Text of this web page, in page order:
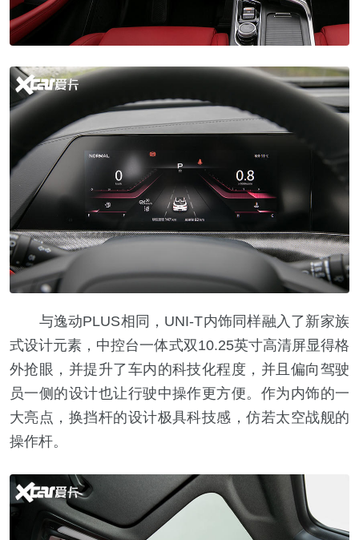
与逸动PLUS相同，UNI-T内饰同样融入了新家族
式设计元素，中控台一体式双10.25英寸高清屏显得格
外抢眼，并提升了车内的科技化程度，并且偏向驾驶
员一侧的设计也让行驶中操作更方便。作为内饰的一
大亮点，换挡杆的设计极具科技感，仿若太空战舰的
操作杆。